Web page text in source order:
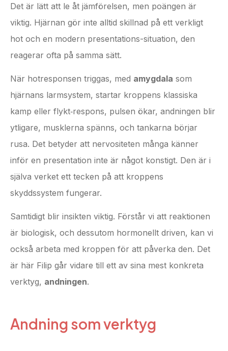
Det är lätt att le åt jämförelsen, men poängen är
viktig. Hjärnan gör inte alltid skillnad på ett verkligt
hot och en modern presentations-situation, den
reagerar ofta på samma sätt.
När hotresponsen triggas, med amygdala som
hjärnans larmsystem, startar kroppens klassiska
kamp eller flykt‑respons, pulsen ökar, andningen blir
ytligare, musklerna spänns, och tankarna börjar
rusa. Det betyder att nervositeten många känner
inför en presentation inte är något konstigt. Den är i
själva verket ett tecken på att kroppens
skyddssystem fungerar.
Samtidigt blir insikten viktig. Förstår vi att reaktionen
är biologisk, och dessutom hormonellt driven, kan vi
också arbeta med kroppen för att påverka den. Det
är här Filip går vidare till ett av sina mest konkreta
verktyg, andningen.
Andning som verktyg